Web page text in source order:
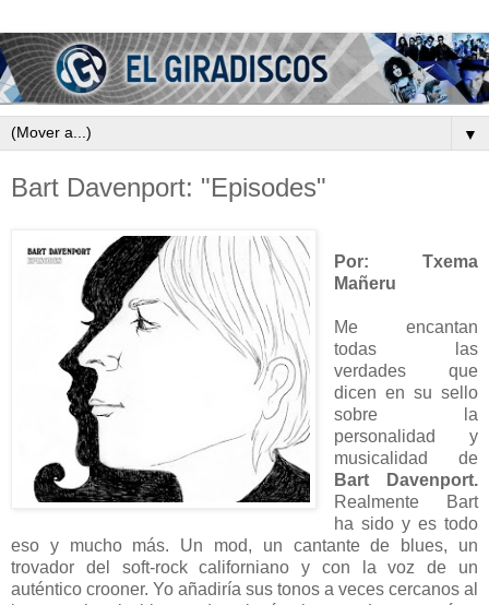
▼
Bart Davenport: "Episodes"
Por: Txema
Mañeru
Me encantan
todas las
verdades que
dicen en su sello
sobre la
personalidad y
musicalidad de
Bart Davenport.
Realmente Bart
ha sido y es todo
eso y mucho más. Un mod, un cantante de blues, un
trovador del soft-rock californiano y con la voz de un
auténtico crooner. Yo añadiría sus tonos a veces cercanos al